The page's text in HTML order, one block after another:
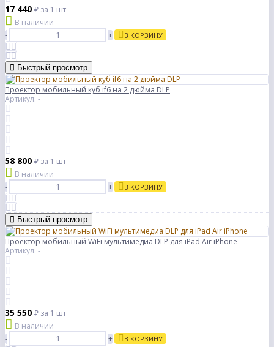
17 440 ₽ за 1 шт
В наличии
-
+ В КОРЗИНУ
Быстрый просмотр
Проектор мобильный куб if6 на 2 дюйма DLP
Артикул: -
58 800 ₽ за 1 шт
В наличии
-
+ В КОРЗИНУ
Быстрый просмотр
Проектор мобильный WiFi мультимедиа DLP для iPad Air iPhone
Артикул: -
35 550 ₽ за 1 шт
В наличии
-
+ В КОРЗИНУ